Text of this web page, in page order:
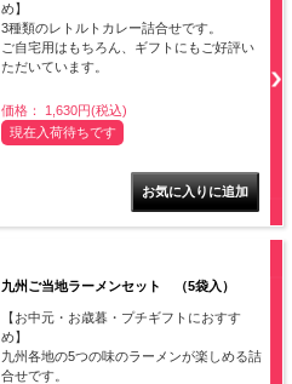
め】
3種類のレトルトカレー詰合せです。
ご自宅用はもちろん、ギフトにもご好評い
ただいています。
価格： 1,630円(税込)
現在入荷待ちです
九州ご当地ラーメンセット （5袋入）
【お中元・お歳暮・プチギフトにおすす
め】
九州各地の5つの味のラーメンが楽しめる詰
合せです。